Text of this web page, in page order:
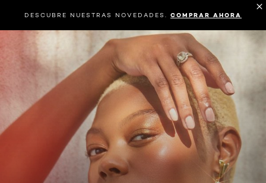
DESCUBRE NUESTRAS NOVEDADES. COMPRAR AHORA